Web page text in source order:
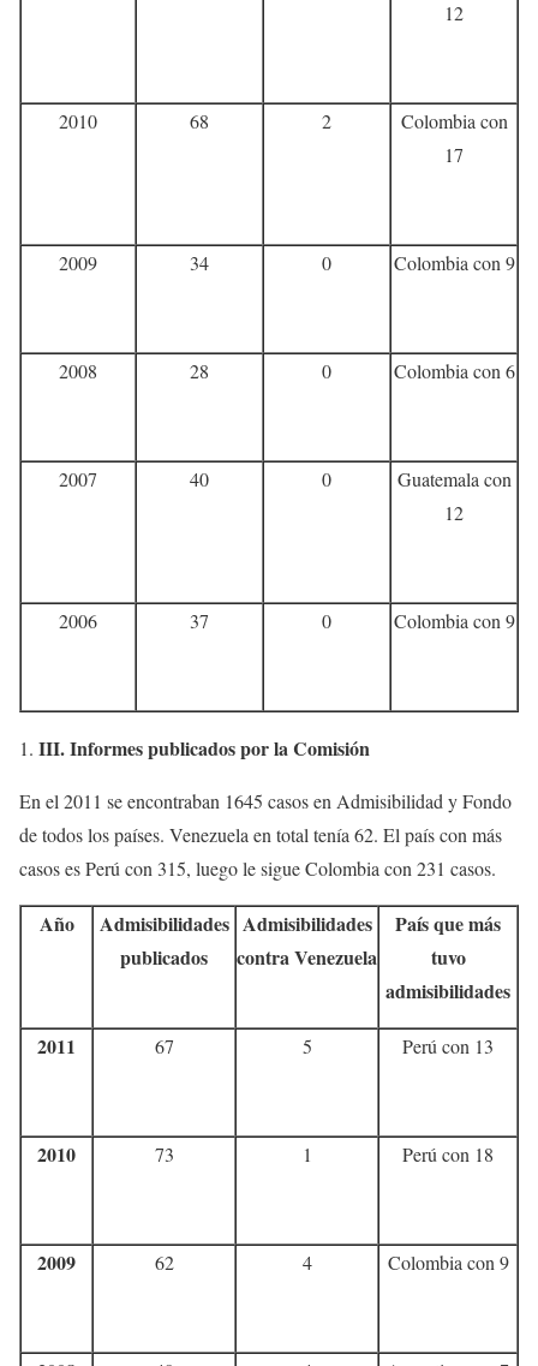
12
2010 68 2
Colombia con
17
2009 34 0 Colombia con 9
2008 28 0 Colombia con 6
2007 40 0
Guatemala con
12
2006 37 0 Colombia con 9
III.Informes publicados por la Comisión
En el 2011 se encontraban 1645 casos en Admisibilidad y Fondo
de todos los países. Venezuela en total tenía 62. El país con más
casos es Perú con 315, luego le sigue Colombia con 231 casos.
Año
Admisibilidades
publicados
Admisibilidades
contra Venezuela
País que más
tuvo
admisibilidades
2011
67 5 Perú con 13
2010 73 1 Perú con 18
2009 62 4 Colombia con 9